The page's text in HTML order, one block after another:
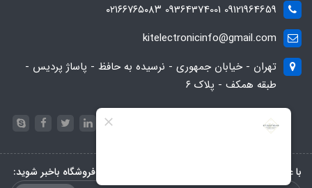
09121964659 09364374001 ۰۲۱۶۶۷۶۵۰۸۳
kitelectronicinfo@gmail.com
تهران - خیابان جمهوری - نرسیده به حافظ - پاساژ پردیس -
طبقه همکف - پلاک ۶
با عضویت در خبرنامه، از تخفیف‌ها و جدیدترین‌های فروشگاه باخبر شوید: